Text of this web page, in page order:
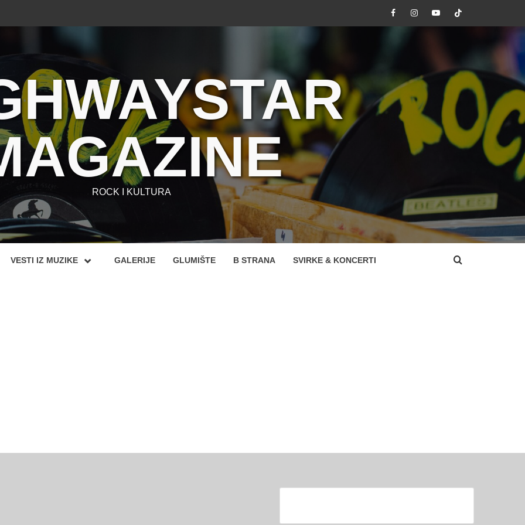
FacebookInstagramYoutube
Tik
ROCK I KULTURA
VESTI IZ MUZIKE GALERIJE GLUMIŠTE B STRANA SVIRKE & KONCERTI